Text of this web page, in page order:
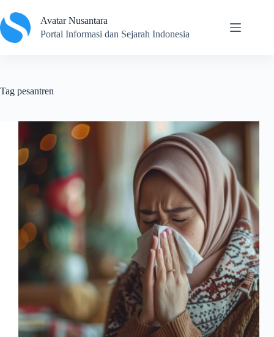
to
content
Avatar Nusantara
Portal Informasi dan Sejarah Indonesia
Tag pesantren